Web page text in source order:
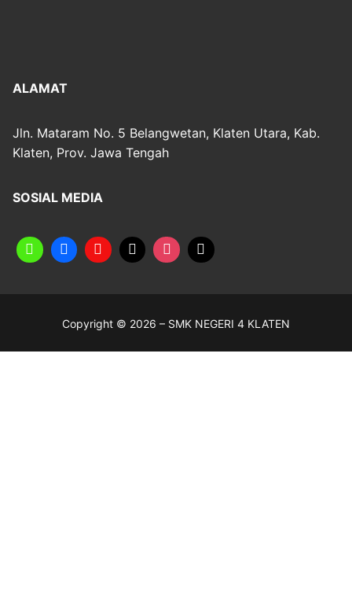
ALAMAT
Jln. Mataram No. 5 Belangwetan, Klaten Utara, Kab.
Klaten, Prov. Jawa Tengah
SOSIAL MEDIA
Copyright © 2026 – SMK NEGERI 4 KLATEN